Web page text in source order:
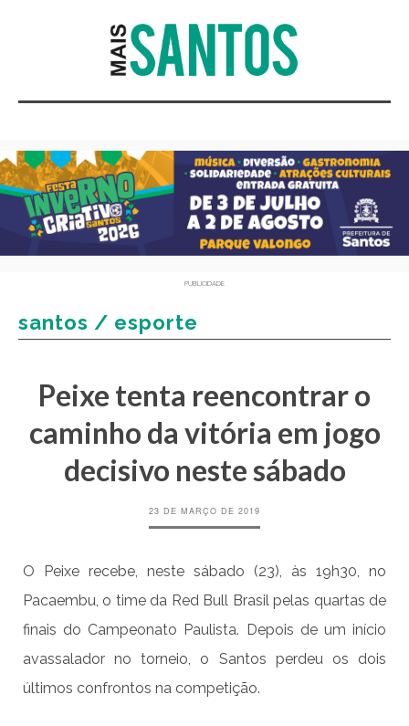
PUBLICIDADE
santos / esporte
Peixe tenta reencontrar o
caminho da vitória em jogo
decisivo neste sábado
23 DE MARÇO DE 2019
O Peixe recebe, neste sábado (23), às 19h30, no
Pacaembu, o time da Red Bull Brasil pelas quartas de
finais do Campeonato Paulista. Depois de um início
avassalador no torneio, o Santos perdeu os dois
últimos confrontos na competição.